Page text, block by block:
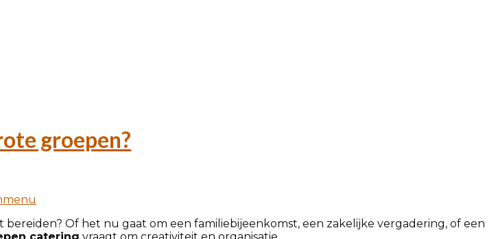
groepen?
Of het nu gaat om een familiebijeenkomst, een zakelijke vergadering, of een